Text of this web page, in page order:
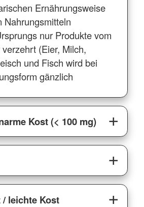
Ernährungsweise
Nahrungsmitteln
nur Produkte vom
(Eier, Milch,
und Fisch wird bei
gänzlich
Kost (< 100 mg)
leichte Kost